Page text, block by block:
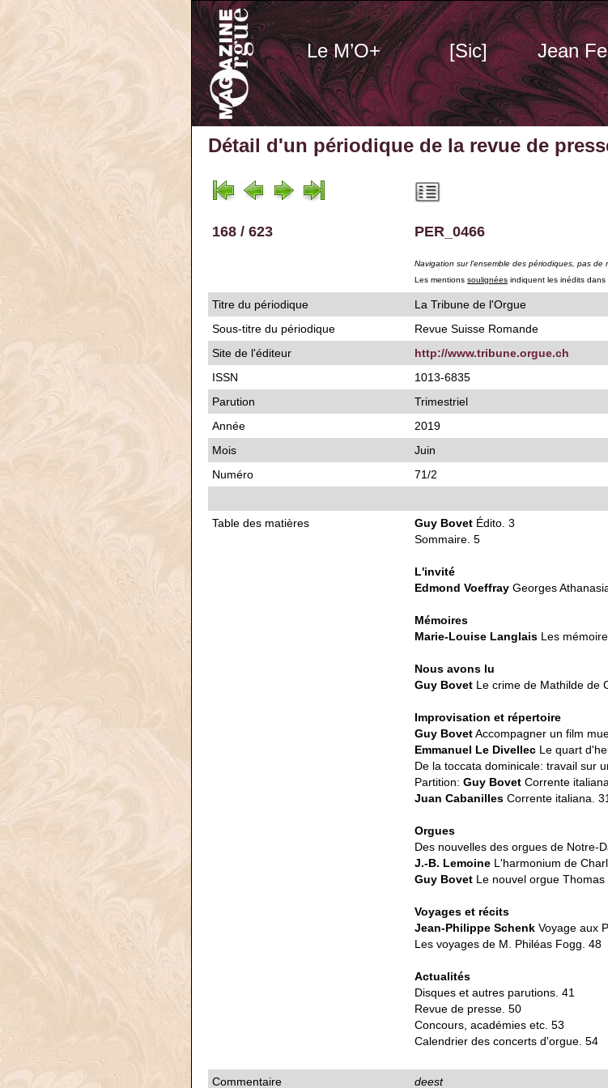
Le M’O+ [Sic] Jean
Détail d'un périodique de la revue de
168 / 623 PER_0466
Navigation sur l'ensemble des périodiques, pas de
Les mentions soulignées indiquent les inédits
Titre du périodique
La Tribune de l'Orgue
Sous-titre du périodique
Revue Suisse Romande
Site de l'éditeur
http://www.tribune.orgue.ch
ISSN
1013-6835
Parution
Trimestriel
Année
2019
Mois
Juin
Numéro
71/2
Table des matières Guy Bovet Édito. 3
Sommaire. 5
L'invité
Edmond Voeffray Georges
Mémoires
Marie-Louise Langlais Les
Nous avons lu
Guy Bovet Le crime de Mathilde de
Improvisation et répertoire
Guy BovetAccompagner un film
Emmanuel Le Divellec Le quart
De la toccata dominicale: travail sur
Partition: Guy Bovet Corrente
Juan Cabanilles Corrente italiana. 31
Orgues
Des nouvelles des orgues de Notre-
J.-B. Lemoine L'harmonium de
Guy Bovet Le nouvel orgue
Voyages et récits
Jean-Philippe Schenk Voyage aux
Les voyages de M. Philéas Fogg. 48
Actualités
Disques et autres parutions. 41
Revue de presse. 50
Concours, académies etc. 53
Calendrier des concerts d'orgue. 54
Commentaire deest